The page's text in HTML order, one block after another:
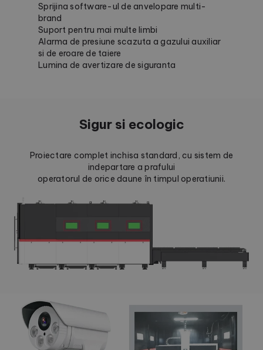
Sprijina software-ul de anvelopare multi-
brand
Suport pentru mai multe limbi
Alarma de presiune scazuta a gazului auxiliar
si de eroare de taiere
Lumina de avertizare de siguranta
Sigur si ecologic
Proiectare complet inchisa standard, cu sistem de
indepartare a prafului
operatorul de orice daune în timpul operatiunii.